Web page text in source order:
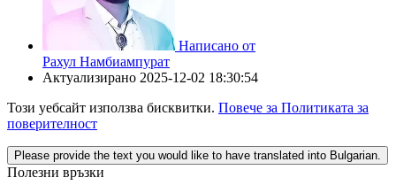
Написано от
Рахул Намбиампурат
Актуализирано 2025-12-02 18:30:54
Този уебсайт използва бисквитки. Повече за Политиката за
поверителност
Please provide the text you would like to have translated into Bulgarian.
Полезни връзки